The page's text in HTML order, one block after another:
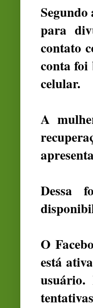
Segundo
para
contato
conta foi
celular.
A
Dessa
O
está
usuário.